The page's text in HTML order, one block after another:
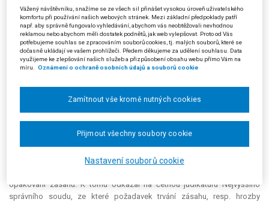
dospěl k závěru, že není splněna podmínka řízení, přičemž se jedná o
nedostatek neodstranitelný. Nedostatek podmínky řízení přitom shledal
krajský soud v absenci pravomoci správních soudů přezkoumávat
úkony a postup soudního exekutora, který při výkonu činnosti postupuje
podle exekučního řádu, přitom tento předpis stanoví vlastní způsob, jak
je činnost soudního exekutora kontrolována nezávislými soudy (§ 44
neboť nerozhodoval v oblasti veřejné správy. Krajský soud tak uzavřel,
že žaloba proti žalovanému 1) je neprojednatelná, neboť žalovaný 1) není
Krajský soud ve výroku II výše citovaného usnesení zastavil řízení o
žalobě ve vztahu k žalovanému 2). V odůvodnění konstatoval, že zásah,
opakování zásahu. K tomu odkázal na četnou judikaturu Nejvyššího
správního soudu, ze které požadavek trvání zásahu, resp. hrozby
Vážený návštěvníku, snažíme se ze všech sil přinášet vysokou úroveň uživatelského
komfortu při používání našich webových stránek. Mezi základní předpoklady patří
např. aby správně fungovalo vyhledávání, abychom vás neobtěžovali nevhodnou
reklamou nebo abychom měli dostatek podnětů, jak web vylepšovat. Proto od Vás
potřebujeme souhlas se zpracováním souborů cookies, tj. malých souborů, které se
dočasně ukládají ve vašem prohlížeči. Předem děkujeme za udělení souhlasu. Data
využijeme ke zlepšování našich služeb a přizpůsobení obsahu webu přímo Vám na
míru.
Oznámení o ochraně osobních údajů a souborů cookie
Nastavení souborů cookie
Zamítnout vše kromě nutných cookies
Přijmout všechny soubory cookie